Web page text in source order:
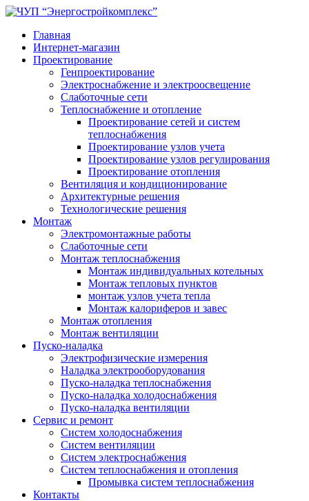
Главная
Интернет-магазин
Проектирование
Генпроектирование
Электроснабжение и электроосвещение
Слаботочные сети
Теплоснабжение и отопление
Проектирование сетей и систем
теплоснабжения
Проектирование узлов учета
Проектирование узлов регулирования
Проектирование отопления
Вентиляция и кондиционирование
Архитектурные решения
Технологические решения
Монтаж
Электромонтажные работы
Слаботочные сети
Монтаж теплоснабжения
Монтаж индивидуальных котельных
Монтаж тепловых пунктов
монтаж узлов учета тепла
Монтаж калориферов и завес
Монтаж отопления
Монтаж вентиляции
Пуско-наладка
Электрофизические измерения
Наладка электрооборудования
Пуско-наладка теплоснабжения
Пуско-наладка холодоснабжения
Пуско-наладка вентиляции
Сервис и ремонт
Систем холодоснабжения
Систем вентиляции
Систем электроснабжения
Систем теплоснабжения и отопления
Промывка систем теплоснабжения
Контакты